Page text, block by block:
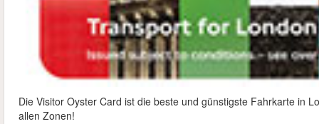
Die Visitor Oyster Card ist die beste und günstigste Fahrkarte in
allen Zonen!